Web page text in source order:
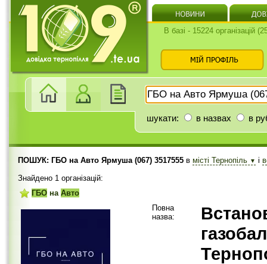
В базі - 15224 організацій
шукати: в назвах в
ПОШУК: ГБО на Авто Ярмуша (067) 3517555 в місті Тернопіль ▼ і
Знайдено 1 організацій:
ГБО на Авто
Повна
назва: